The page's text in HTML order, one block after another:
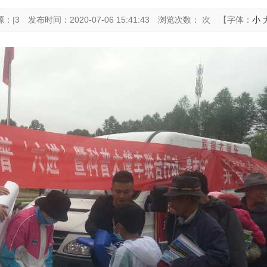
：|3 发布时间：2020-07-06 15:41:43 浏览次数： 次 【字体： 小